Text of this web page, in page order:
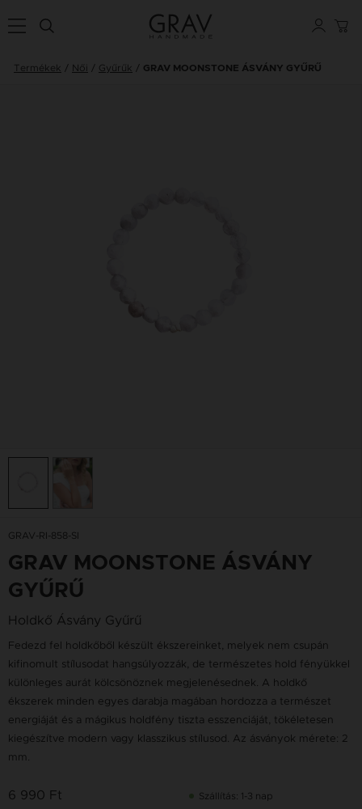
Termékek Női Gyűrűk GRAV MOONSTONE ÁSVÁNY GYŰRŰ
GRAV-RI-858-SI
GRAV MOONSTONE ÁSVÁNY
GYŰRŰ
Holdkő Ásvány Gyűrű
Fedezd fel holdkőből készült ékszereinket, melyek nem csupán
kifinomult stílusodat hangsúlyozzák, de természetes hold fényükkel
különleges aurát kölcsönöznek megjelenésednek. A holdkő
ékszerek minden egyes darabja magában hordozza a természet
energiáját és a mágikus holdfény tiszta esszenciáját, tökéletesen
kiegészítve modern vagy klasszikus stílusod. Az ásványok mérete: 2
mm.
6 990 Ft Szállítás: 1-3 nap